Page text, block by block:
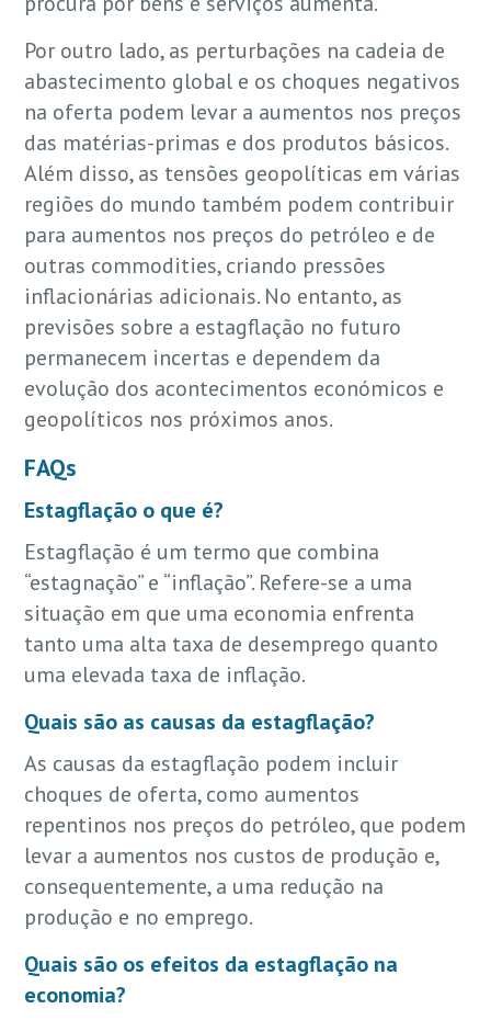
Por outro lado, as perturbações na cadeia de
abastecimento global e os choques negativos
na oferta podem levar a aumentos nos preços
das matérias-primas e dos produtos básicos.
Além disso, as tensões geopolíticas em várias
regiões do mundo também podem contribuir
para aumentos nos preços do petróleo e de
outras commodities, criando pressões
inflacionárias adicionais. No entanto, as
previsões sobre a estagflação no futuro
permanecem incertas e dependem da
evolução dos acontecimentos económicos e
geopolíticos nos próximos anos.
FAQs
Estagflação o que é?
Estagflação é um termo que combina
“estagnação” e “inflação”. Refere-se a uma
situação em que uma economia enfrenta
tanto uma alta taxa de desemprego quanto
uma elevada taxa de inflação.
Quais são as causas da estagflação?
As causas da estagflação podem incluir
choques de oferta, como aumentos
repentinos nos preços do petróleo, que podem
levar a aumentos nos custos de produção e,
consequentemente, a uma redução na
produção e no emprego.
Quais são os efeitos da estagflação na
economia?